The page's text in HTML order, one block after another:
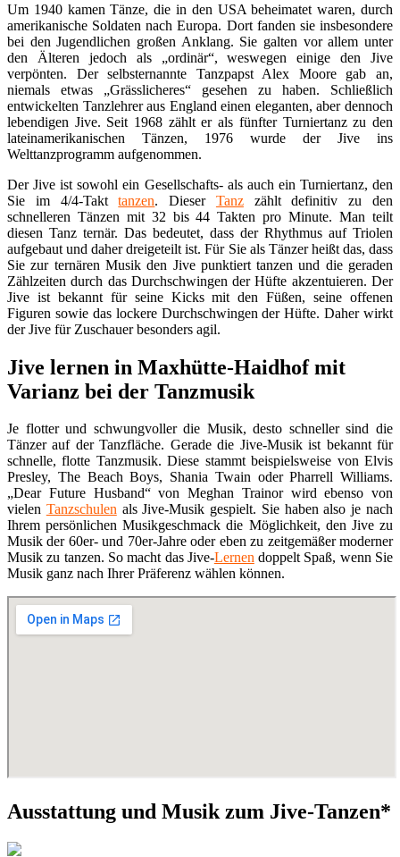
Um 1940 kamen Tänze, die in den USA beheimatet waren, durch
amerikanische Soldaten nach Europa. Dort fanden sie insbesondere
bei den Jugendlichen großen Anklang. Sie galten vor allem unter
den Älteren jedoch als „ordinär“, weswegen einige den Jive
verpönten. Der selbsternannte Tanzpapst Alex Moore gab an,
niemals etwas „Grässlicheres“ gesehen zu haben. Schließlich
entwickelten Tanzlehrer aus England einen eleganten, aber dennoch
lebendigen Jive. Seit 1968 zählt er als fünfter Turniertanz zu den
lateinamerikanischen Tänzen, 1976 wurde der Jive ins
Welttanzprogramm aufgenommen.
Der Jive ist sowohl ein Gesellschafts- als auch ein Turniertanz, den
Sie im 4/4-Takttanzen. Dieser Tanzzählt definitiv zu den
schnelleren Tänzen mit 32 bis 44 Takten pro Minute. Man teilt
diesen Tanz ternär. Das bedeutet, dass der Rhythmus auf Triolen
aufgebaut und daher dreigeteilt ist. Für Sie als Tänzer heißt das, dass
Sie zur ternären Musik den Jive punktiert tanzen und die geraden
Zählzeiten durch das Durchschwingen der Hüfte akzentuieren. Der
Jive ist bekannt für seine Kicks mit den Füßen, seine offenen
Figuren sowie das lockere Durchschwingen der Hüfte. Daher wirkt
der Jive für Zuschauer besonders agil.
Jive lernen in Maxhütte-Haidhof mit
Varianz bei der Tanzmusik
Je flotter und schwungvoller die Musik, desto schneller sind die
Tänzer auf der Tanzfläche. Gerade die Jive-Musik ist bekannt für
schnelle, flotte Tanzmusik. Diese stammt beispielsweise von Elvis
Presley, The Beach Boys, Shania Twain oder Pharrell Williams.
„Dear Future Husband“ von Meghan Trainor wird ebenso von
vielen Tanzschulenals Jive-Musik gespielt. Sie haben also je nach
Ihrem persönlichen Musikgeschmack die Möglichkeit, den Jive zu
Musik der 60er- und 70er-Jahre oder eben zu zeitgemäßer moderner
Musik zu tanzen. So macht das Jive-Lernendoppelt Spaß, wenn Sie
Musik ganz nach Ihrer Präferenz wählen können.
Ausstattung und Musik zum Jive-Tanzen*